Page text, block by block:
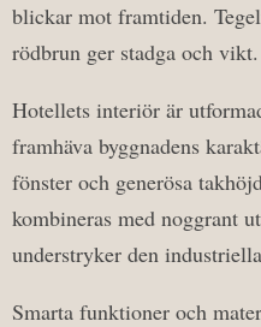
blickar mot framtiden.
rödbrun ger stadga och vikt.
Hotellets interiör är
framhäva byggnadens
fönster och generösa
kombineras med noggrant
understryker den
Smarta funktioner och